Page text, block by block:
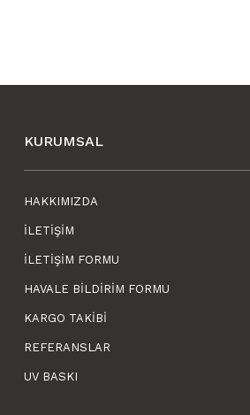
KURUMSAL
HAKKIMIZDA
İLETIŞIM
İLETIŞIM FORMU
HAVALE BILDIRIM FORMU
KARGO TAKIBI
REFERANSLAR
UV BASKI